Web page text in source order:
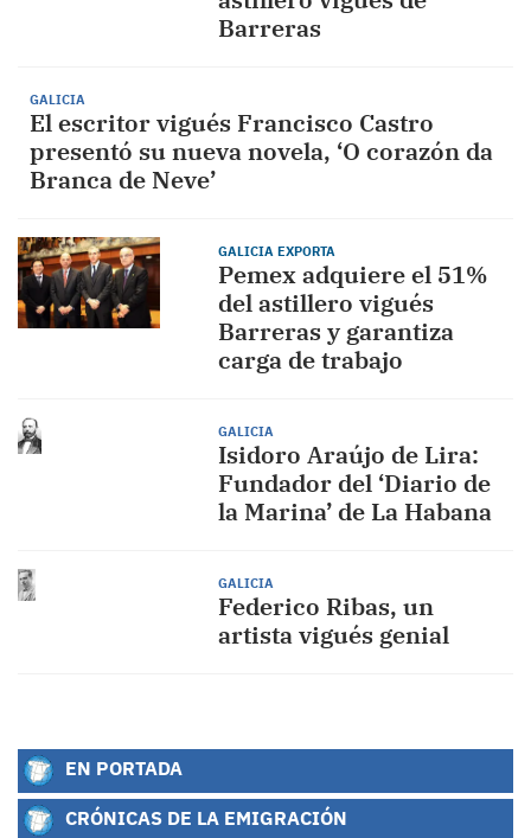
Barreras
GALICIA
El escritor vigués Francisco Castro
presentó su nueva novela, ‘O corazón da
Branca de Neve’
GALICIA EXPORTA
Pemex adquiere el 51%
del astillero vigués
Barreras y garantiza
carga de trabajo
GALICIA
Isidoro Araújo de Lira:
Fundador del ‘Diario de
la Marina’ de La Habana
GALICIA
Federico Ribas, un
artista vigués genial
EN PORTADA
CRÓNICAS DE LA EMIGRACIÓN